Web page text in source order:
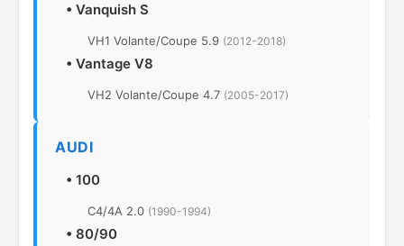
• Vanquish S
VH1 Volante/Coupe 5.9 (2012-2018)
• Vantage V8
VH2 Volante/Coupe 4.7 (2005-2017)
AUDI
• 100
C4/4A 2.0 (1990-1994)
• 80/90